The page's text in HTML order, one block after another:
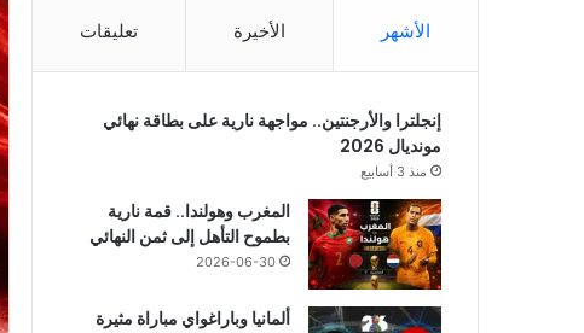
الأشهر الأخيرة تعليقات
إنجلترا والأرجنتين.. مواجهة نارية على بطاقة نهائي
مونديال 2026
منذ 3 أسابيع
المغرب وهولندا.. قمة نارية
بطموح التأهل إلى ثمن النهائي
2026-06-30
ألمانيا وباراغواي مباراة مثيرة